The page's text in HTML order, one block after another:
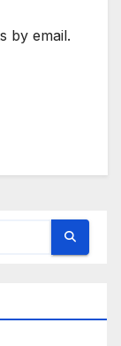
by email.